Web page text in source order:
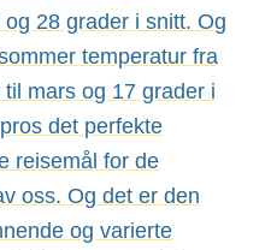
og 28 grader i snitt. Og
temperatur fra
mars og 17 grader i
det perfekte
reisemål for de
oss. Og det er den
og varierte